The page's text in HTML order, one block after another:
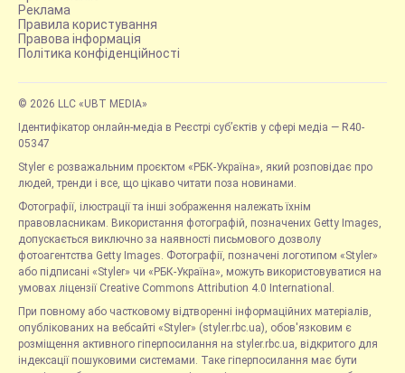
Реклама
Правила користування
Правова інформація
Політика конфіденційності
© 2026 LLC «UBT MEDIA»
Ідентифікатор онлайн-медіа в Реєстрі суб’єктів у сфері медіа — R40-
05347
Styler є розважальним проєктом «РБК-Україна», який розповідає про
людей, тренди і все, що цікаво читати поза новинами.
Фотографії, ілюстрації та інші зображення належать їхнім
правовласникам. Використання фотографій, позначених Getty Images,
допускається виключно за наявності письмового дозволу
фотоагентства Getty Images. Фотографії, позначені логотипом «Styler»
або підписані «Styler» чи «РБК-Україна», можуть використовуватися на
умовах ліцензії Creative Commons Attribution 4.0 International.
При повному або частковому відтворенні інформаційних матеріалів,
опублікованих на вебсайті «Styler» (styler.rbc.ua), обов'язковим є
розміщення активного гіперпосилання на styler.rbc.ua, відкритого для
індексації пошуковими системами. Таке гіперпосилання має бути